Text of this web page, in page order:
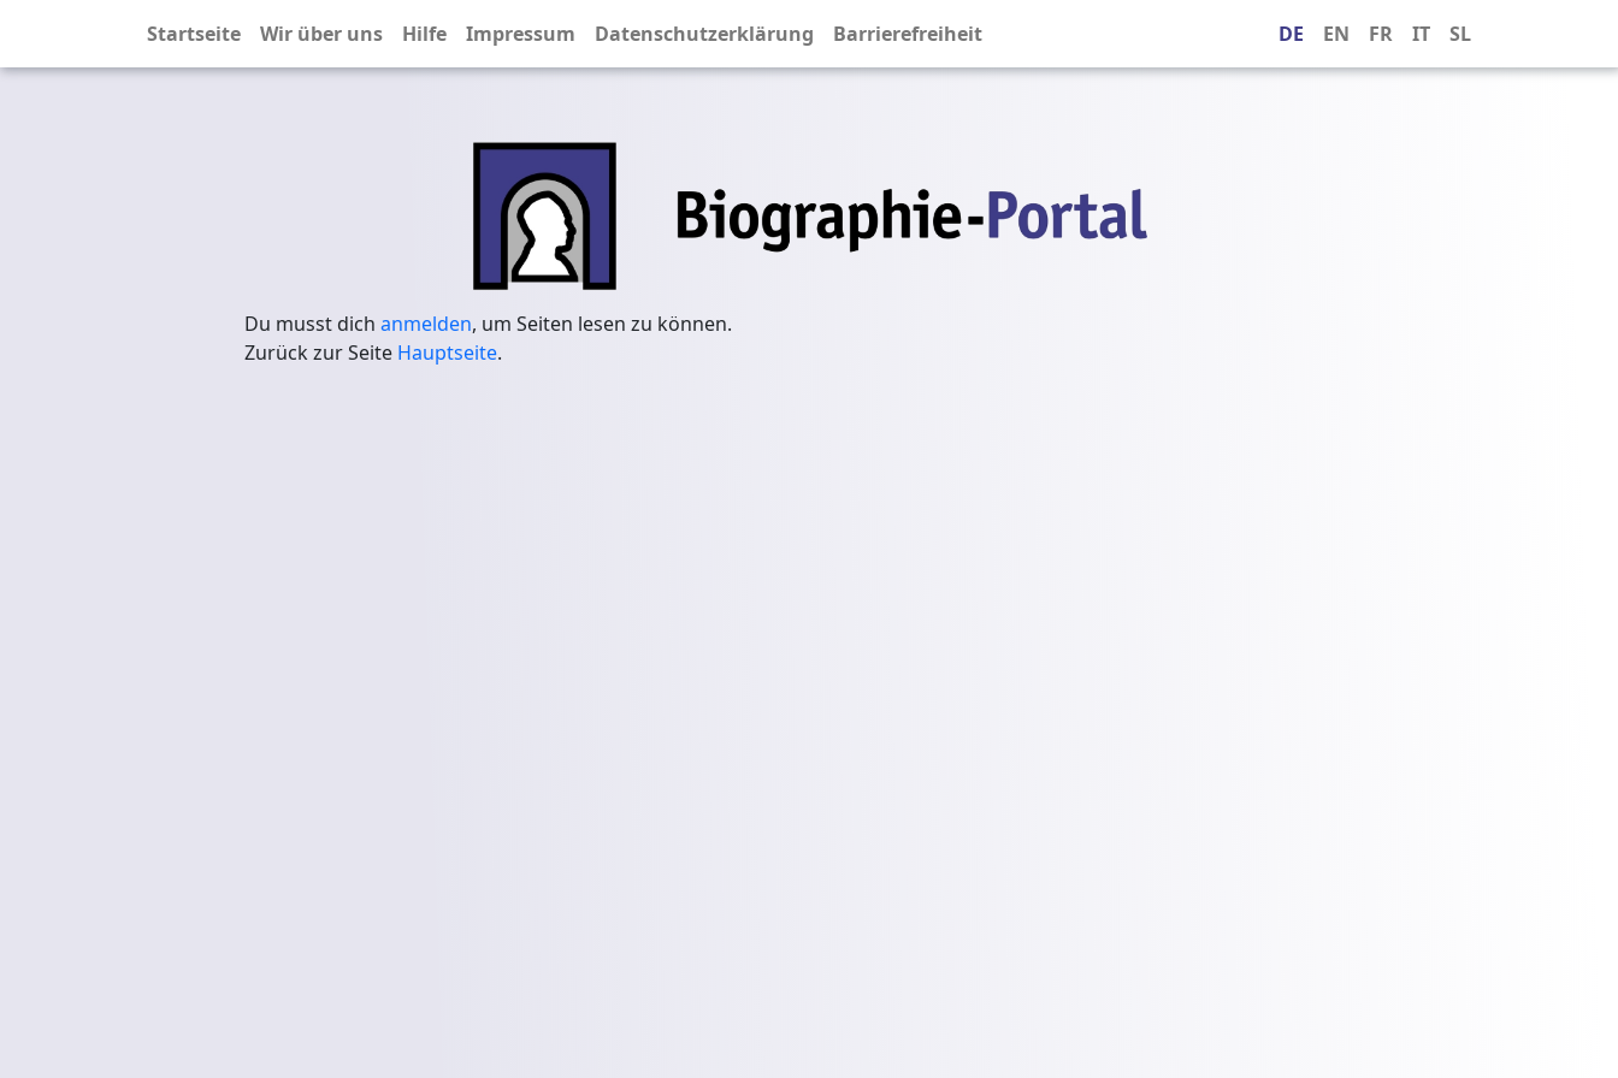
Startseite Wir über uns Hilfe Impressum Datenschutzerklärung Barrierefreiheit DE EN FR IT SL
Du musst dich anmelden, um Seiten lesen zu können.
Zurück zur Seite Hauptseite.